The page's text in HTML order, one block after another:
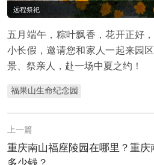
远程祭祀
五月端午，粽叶飘香，花开正好
小长假，邀请您和家人一起来园
景、祭亲人，赴一场中夏之约！
福果山生命纪念园
上一篇
重庆南山福座陵园在哪里？重